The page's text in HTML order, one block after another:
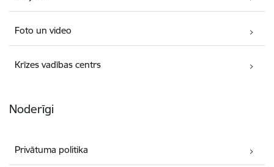
Foto un video
Krīzes vadības centrs
Noderīgi
Privātuma politika